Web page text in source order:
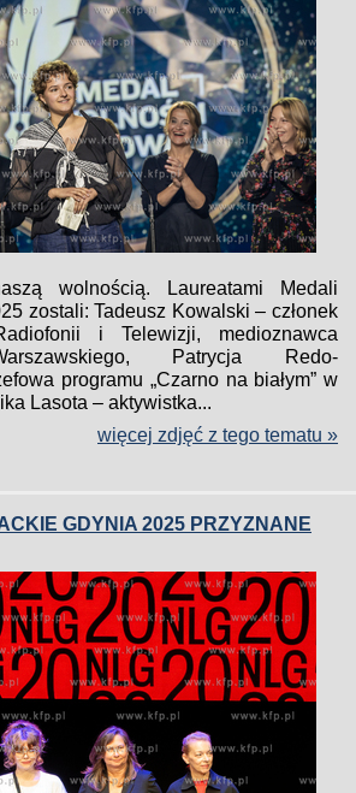
wolnością. Laureatami Medali
zostali: Tadeusz Kowalski – członek
i Telewizji, medioznawca
Patrycja Redo-
programu „Czarno na białym” w
Lasota – aktywistka...
więcej zdjęć z tego tematu »
GDYNIA 2025 PRZYZNANE